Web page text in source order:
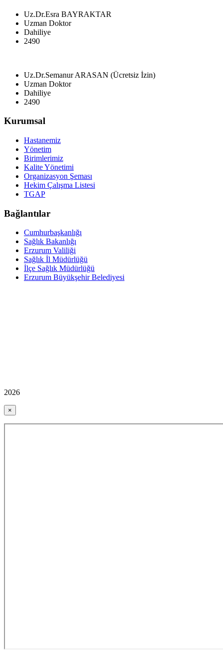
Uz.Dr.Esra BAYRAKTAR
Uzman Doktor
Dahiliye
2490
Uz.Dr.Semanur ARASAN (Ücretsiz İzin)
Uzman Doktor
Dahiliye
2490
Kurumsal
Hastanemiz
Yönetim
Birimlerimiz
Kalite Yönetimi
Organizasyon Şeması
Hekim Çalışma Listesi
TGAP
Bağlantılar
Cumhurbaşkanlığı
Sağlık Bakanlığı
Erzurum Valiliği
Sağlık İl Müdürlüğü
İlçe Sağlık Müdürlüğü
Erzurum Büyükşehir Belediyesi
2026
×